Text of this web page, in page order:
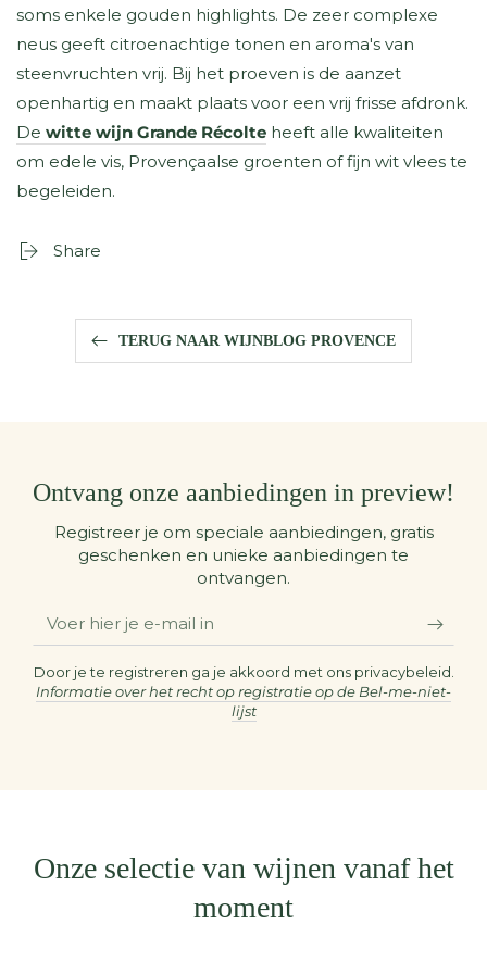
soms enkele gouden highlights. De zeer complexe
neus geeft citroenachtige tonen en aroma's van
steenvruchten vrij. Bij het proeven is de aanzet
openhartig en maakt plaats voor een vrij frisse afdronk.
De witte wijn Grande Récolte heeft alle kwaliteiten
om edele vis, Provençaalse groenten of fijn wit vlees te
begeleiden.
Share
TERUG NAAR WIJNBLOG PROVENCE
Ontvang onze aanbiedingen in preview!
Registreer je om speciale aanbiedingen, gratis
geschenken en unieke aanbiedingen te
ontvangen.
Voer
hier
je
e-
Door je te registreren ga je akkoord met ons privacybeleid.
Informatie over het recht op registratie op de Bel-me-niet-
lijst
Onze selectie van wijnen vanaf het
moment